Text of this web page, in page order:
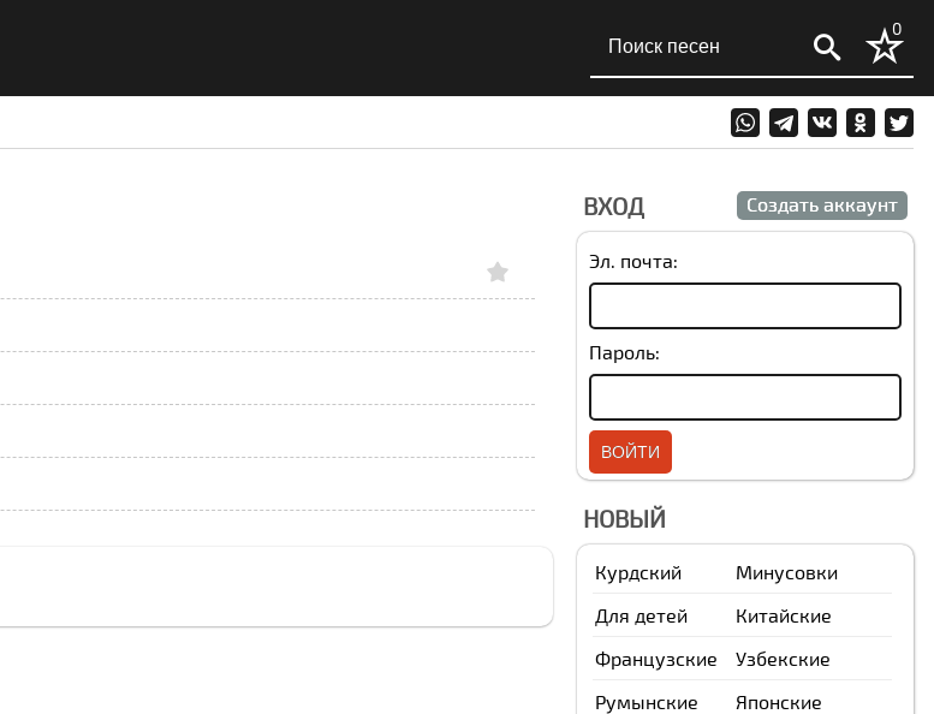
0
ВХОД Создать аккаунт
Эл. почта:
Пароль:
НОВЫЙ
Курдский
Минусовки
Для детей
Китайские
Французские
Узбекские
Румынские
Японские